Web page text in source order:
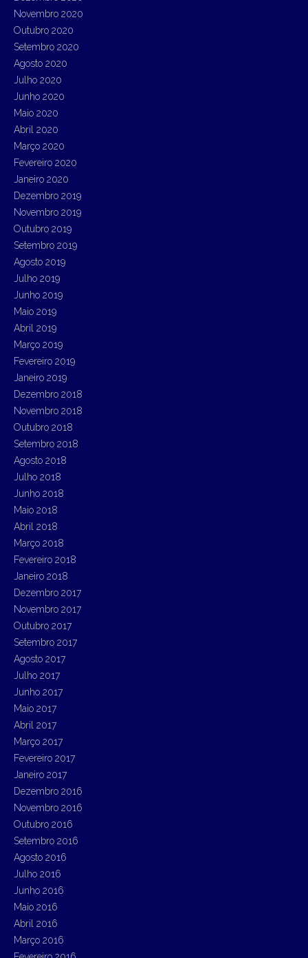
Novembro 2020
Outubro 2020
Setembro 2020
Agosto 2020
Julho 2020
Junho 2020
Maio 2020
Abril 2020
Março 2020
Fevereiro 2020
Janeiro 2020
Dezembro 2019
Novembro 2019
Outubro 2019
Setembro 2019
Agosto 2019
Julho 2019
Junho 2019
Maio 2019
Abril 2019
Março 2019
Fevereiro 2019
Janeiro 2019
Dezembro 2018
Novembro 2018
Outubro 2018
Setembro 2018
Agosto 2018
Julho 2018
Junho 2018
Maio 2018
Abril 2018
Março 2018
Fevereiro 2018
Janeiro 2018
Dezembro 2017
Novembro 2017
Outubro 2017
Setembro 2017
Agosto 2017
Julho 2017
Junho 2017
Maio 2017
Abril 2017
Março 2017
Fevereiro 2017
Janeiro 2017
Dezembro 2016
Novembro 2016
Outubro 2016
Setembro 2016
Agosto 2016
Julho 2016
Junho 2016
Maio 2016
Abril 2016
Março 2016